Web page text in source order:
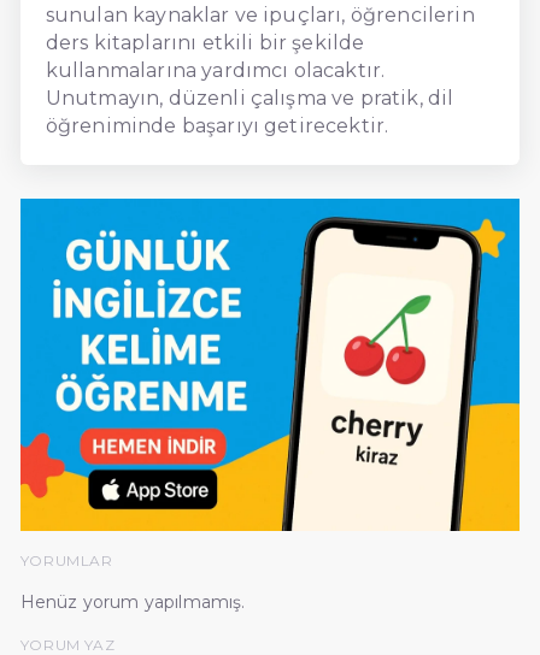
sunulan kaynaklar ve ipuçları, öğrencilerin
ders kitaplarını etkili bir şekilde
kullanmalarına yardımcı olacaktır.
Unutmayın, düzenli çalışma ve pratik, dil
öğreniminde başarıyı getirecektir.
YORUMLAR
Henüz yorum yapılmamış.
YORUM YAZ